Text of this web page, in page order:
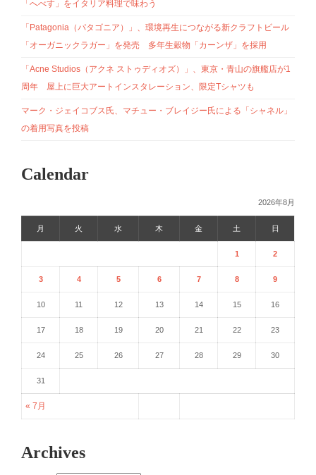
「へべす」をイタリア料理で味わう
「Patagonia（パタゴニア）」、環境再生につながる新クラフトビール
「オーガニックラガー」を発売 多年生穀物「カーンザ」を採用
「Acne Studios（アクネ ストゥディオズ）」、東京・青山の旗艦店が1
周年 屋上に巨大アートインスタレーション、限定Tシャツも
マーク・ジェイコブス氏、マチュー・ブレイジー氏による「シャネル」
の着用写真を投稿
Calendar
2026年8月
月 火 水 木 金 土 日
« 7月
1 2
3 4 5 6 7 8 9
10 11 12 13 14 15 16
17 18 19 20 21 22 23
24 25 26 27 28 29 30
31
Archives